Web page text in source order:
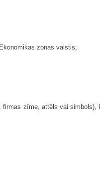
zonas valstis;
zīme, attēls vai simbols),